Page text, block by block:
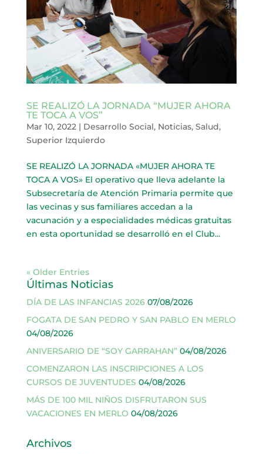
SE REALIZÓ LA JORNADA “MUJER AHORA
TE TOCA A VOS”
Mar 10, 2022| Desarrollo Social, Noticias, Salud,
Superior Izquierdo
SE REALIZÓ LA JORNADA «MUJER AHORA TE
TOCA A VOS» El operativo que lleva adelante la
Subsecretaría de Atención Primaria permite que
las vecinas y sus familiares accedan a la
vacunación y a especialidades médicas gratuitas
en esta oportunidad se desarrolló en el Club...
« Older Entries
Últimas Noticias
DÍA DE LAS INFANCIAS 2026 07/08/2026
FOGATA DE SAN PEDRO Y SAN PABLO EN MERLO
04/08/2026
ANIVERSARIO DE “SOY GARRAHAN” 04/08/2026
COMENZARON LAS INSCRIPCIONES A LOS
CURSOS DE JUVENTUDES 04/08/2026
MÁS DE 100 MIL NIÑOS DISFRUTARON SUS
VACACIONES EN MERLO 04/08/2026
Archivos